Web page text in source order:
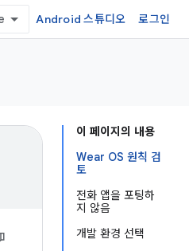
Android 스튜디오 로그인
이 페이지의 내용
Wear OS 원칙 검
토
전화 앱을 포팅하
지 않음
개발 환경 선택